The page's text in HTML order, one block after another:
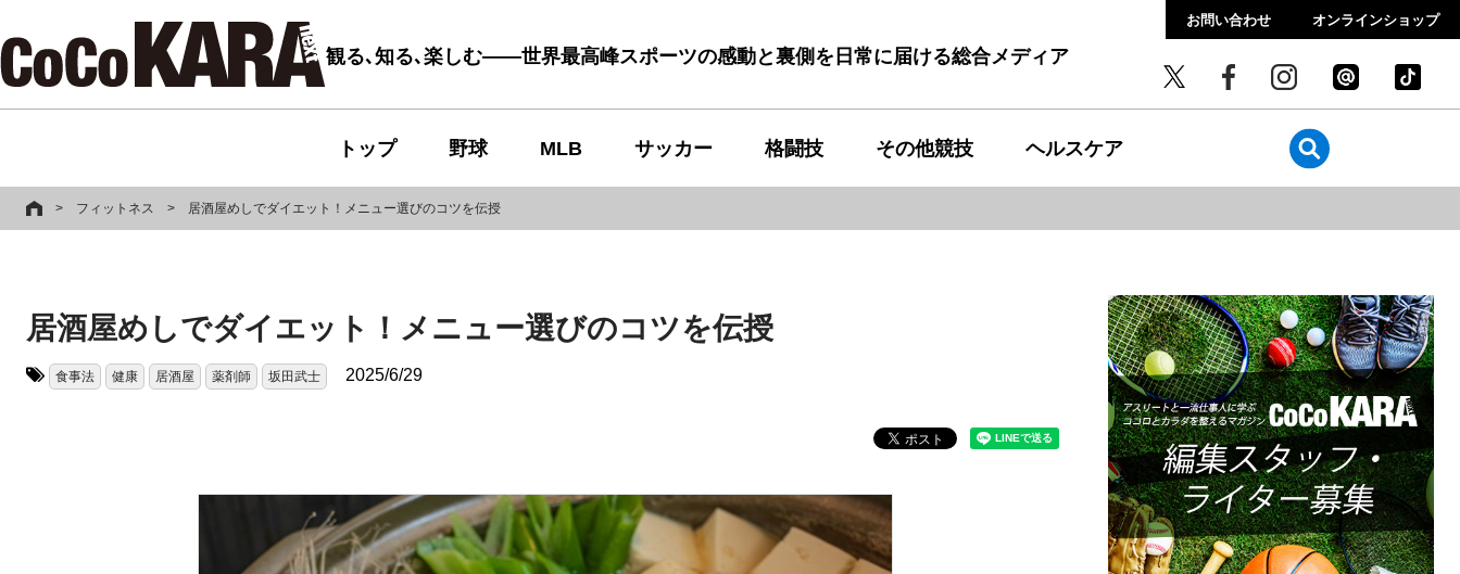
観る､知る､楽しむ――世界最高峰スポーツの感動と裏側を日常に届ける総合メディア
お問い合わせ オンラインショップ
トップ 野球 MLB サッカー 格闘技 その他競技 ヘルスケア
> フィットネス > 居酒屋めしでダイエット！メニュー選びのコツを伝授
居酒屋めしでダイエット！メニュー選びのコツを伝授
食事法 健康 居酒屋 薬剤師 坂田武士 2025/6/29